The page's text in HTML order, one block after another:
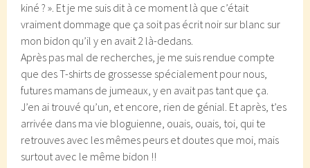
kiné ? ». Et je me suis dit à ce moment là que c’était
vraiment dommage que ça soit pas écrit noir sur blanc sur
mon bidon qu’il y en avait 2 là-dedans.
Après pas mal de recherches, je me suis rendue compte
que des T-shirts de grossesse spécialement pour nous,
futures mamans de jumeaux, y en avait pas tant que ça.
J’en ai trouvé qu’un, et encore, rien de génial. Et après, t’es
arrivée dans ma vie bloguienne, ouais, ouais, toi, qui te
retrouves avec les mêmes peurs et doutes que moi, mais
surtout avec le même bidon !!